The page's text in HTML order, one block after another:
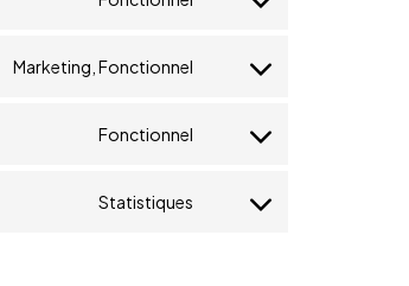
Marketing, Fonctionnel
Fonctionnel
Statistiques